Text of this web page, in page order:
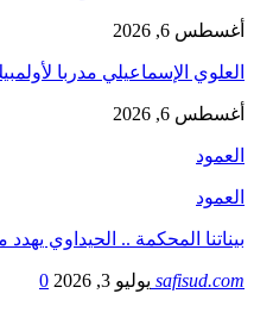
أغسطس 6, 2026
العلوي الإسماعيلي مدربا
أغسطس 6, 2026
العمود
العمود
بيناتنا المحكمة .. الحيداوي
safisud.com يوليو 3, 2026 0